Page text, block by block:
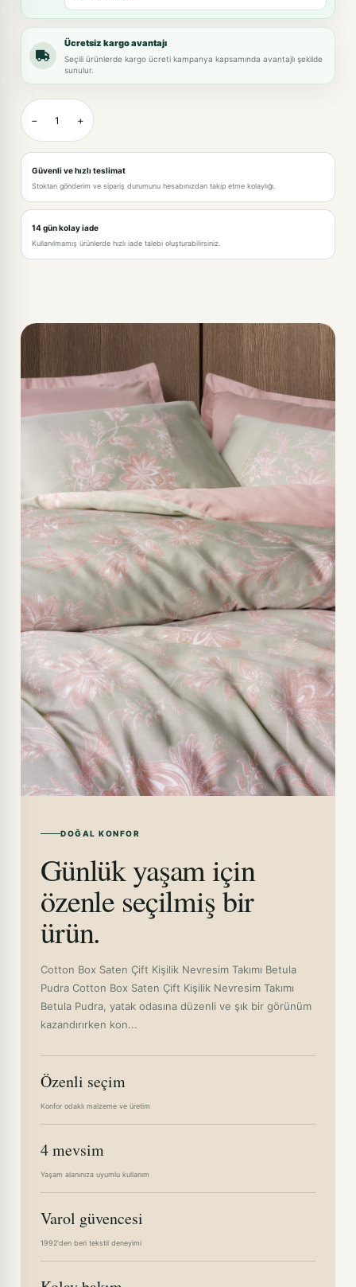
Ücretsiz kargo avantajı
Seçili ürünlerde kargo ücreti kampanya kapsamında avantajlı şekilde
sunulur.
− +
Güvenli ve hızlı teslimat
Stoktan gönderim ve sipariş durumunu hesabınızdan takip etme kolaylığı.
14 gün kolay iade
Kullanılmamış ürünlerde hızlı iade talebi oluşturabilirsiniz.
DOĞAL KONFOR
Günlük yaşam için
özenle seçilmiş bir
ürün.
Cotton Box Saten Çift Kişilik Nevresim Takımı Betula
Pudra Cotton Box Saten Çift Kişilik Nevresim Takımı
Betula Pudra, yatak odasına düzenli ve şık bir görünüm
kazandırırken kon...
Özenli seçim
Konfor odaklı malzeme ve üretim
4 mevsim
Yaşam alanınıza uyumlu kullanım
Varol güvencesi
1992'den beri tekstil deneyimi